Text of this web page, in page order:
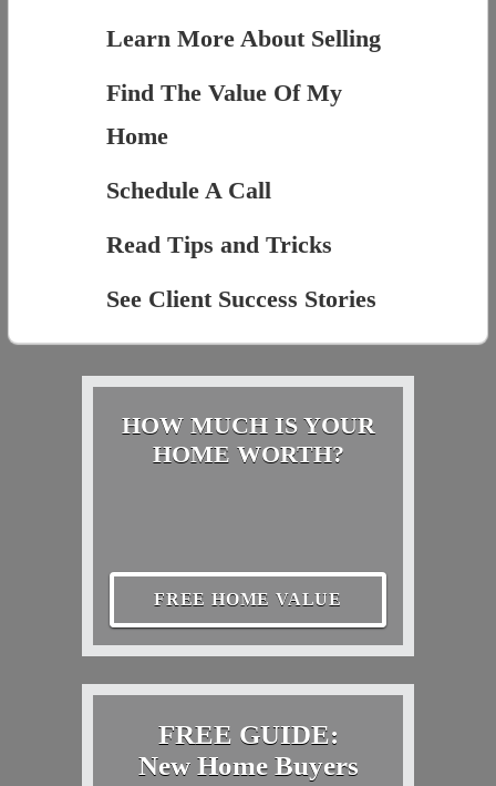
Learn More About Selling
Find The Value Of My
Home
Schedule A Call
Read Tips and Tricks
See Client Success Stories
HOW MUCH IS YOUR
HOME WORTH?
FREE HOME VALUE
FREE GUIDE:
New Home Buyers